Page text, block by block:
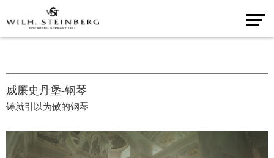
威廉史丹堡-钢琴
铸就引以为傲的钢琴